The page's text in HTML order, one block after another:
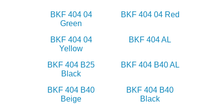
BKF 404 04
Green
BKF 404 04 Red
BKF 404 04
Yellow
BKF 404 AL
BKF 404 B25
Black
BKF 404 B40 AL
BKF 404 B40
Beige
BKF 404 B40
Black